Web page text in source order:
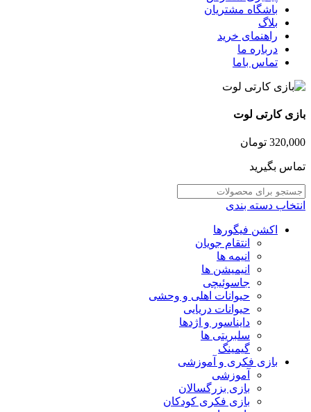
باشگاه مشتریان
بلاگ
راهنمای خرید
درباره ما
تماس باما
بازی کارتی لوت
320,000 تومان
تماس بگیرید
انتخاب دسته بندی
اکشن فیگورها
انتقام جویان
انیمه ها
انیمیشن ها
جاسوئیچی
حیوانات اهلی و وحشی
حیوانات دریایی
دایناسور و اژدها
سلبریتی ها
گیمینگ
بازی فکری و آموزشی
آموزشی
بازی بزرگسالان
بازی فکری کودکان